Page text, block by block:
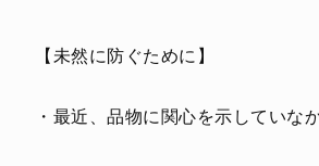
【未然に防ぐために】
・最近、品物に関心を示していな